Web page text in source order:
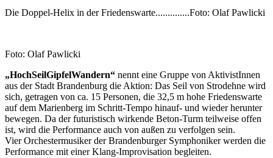
Die Doppel-Helix in der Friedenswarte..............Foto: Olaf Pawlicki
Foto: Olaf Pawlicki
„HochSeilGipfelWandern“ nennt eine Gruppe von AktivistInnen
aus der Stadt Brandenburg die Aktion: Das Seil von Strodehne wird
sich, getragen von ca. 15 Personen, die 32,5 m hohe Friedenswarte
auf dem Marienberg im Schritt-Tempo hinauf- und wieder herunter
bewegen. Da der futuristisch wirkende Beton-Turm teilweise offen
ist, wird die Performance auch von außen zu verfolgen sein.
Vier Orchestermusiker der Brandenburger Symphoniker werden die
Performance mit einer Klang-Improvisation begleiten.